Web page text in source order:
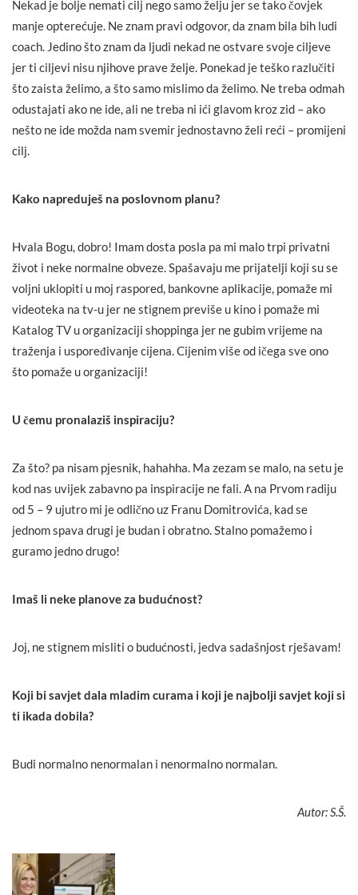
Nekad je bolje nemati cilj nego samo želju jer se tako čovjek
manje opterećuje. Ne znam pravi odgovor, da znam bila bih ludi
coach. Jedino što znam da ljudi nekad ne ostvare svoje ciljeve
jer ti ciljevi nisu njihove prave želje. Ponekad je teško razlučiti
što zaista želimo, a što samo mislimo da želimo. Ne treba odmah
odustajati ako ne ide, ali ne treba ni ići glavom kroz zid – ako
nešto ne ide možda nam svemir jednostavno želi reći – promijeni
cilj.
Kako napreduješ na poslovnom planu?
Hvala Bogu, dobro! Imam dosta posla pa mi malo trpi privatni
život i neke normalne obveze. Spašavaju me prijatelji koji su se
voljni uklopiti u moj raspored, bankovne aplikacije, pomaže mi
videoteka na tv-u jer ne stignem previše u kino i pomaže mi
Katalog TV u organizaciji shoppinga jer ne gubim vrijeme na
traženja i uspoređivanje cijena. Cijenim više od ičega sve ono
što pomaže u organizaciji!
U čemu pronalaziš inspiraciju?
Za što? pa nisam pjesnik, hahahha. Ma zezam se malo, na setu je
kod nas uvijek zabavno pa inspiracije ne fali. A na Prvom radiju
od 5 – 9 ujutro mi je odlično uz Franu Domitrovića, kad se
jednom spava drugi je budan i obratno. Stalno pomažemo i
guramo jedno drugo!
Imaš li neke planove za budućnost?
Joj, ne stignem misliti o budućnosti, jedva sadašnjost rješavam!
Koji bi savjet dala mladim curama i koji je najbolji savjet koji si
ti ikada dobila?
Budi normalno nenormalan i nenormalno normalan.
Autor: S.Š.